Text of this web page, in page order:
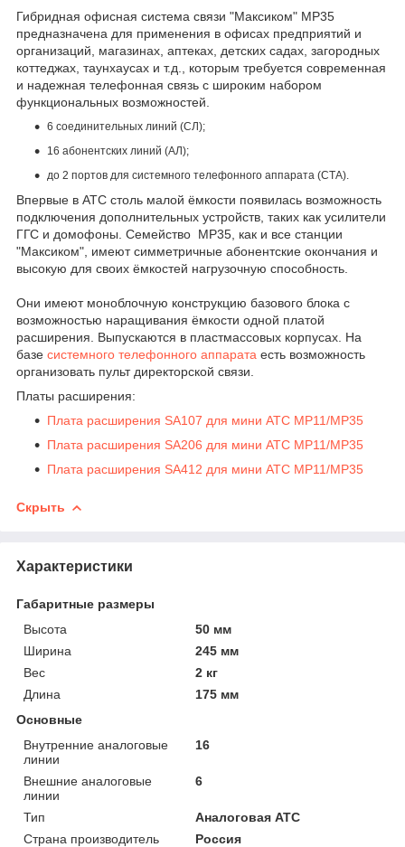
Гибридная офисная система связи "Максиком" MP35
предназначена для применения в офисах предприятий и
организаций, магазинах, аптеках, детских садах, загородных
коттеджах, таунхаусах и т.д., которым требуется современная
и надежная телефонная связь с широким набором
функциональных возможностей.
6 соединительных линий (СЛ);
16 абонентских линий (АЛ);
до 2 портов для системного телефонного аппарата (СТА).
Впервые в АТС столь малой ёмкости появилась возможность
подключения дополнительных устройств, таких как усилители
ГГС и домофоны. Семейство MP35, как и все станции
"Максиком", имеют симметричные абонентские окончания и
высокую для своих ёмкостей нагрузочную способность.
Они имеют моноблочную конструкцию базового блока с
возможностью наращивания ёмкости одной платой
расширения. Выпускаются в пластмассовых корпусах. На
базе системного телефонного аппарата есть возможность
организовать пульт директорской связи.
Платы расширения:
Плата расширения SA107 для мини АТС MP11/MP35
Плата расширения SA206 для мини АТС MP11/MP35
Плата расширения SA412 для мини АТС MP11/MP35
Скрыть
Характеристики
Габаритные размеры
Высота
50 мм
Ширина
245 мм
Вес
2 кг
Длина
175 мм
Основные
Внутренние аналоговые
линии
16
Внешние аналоговые
линии
6
Тип
Аналоговая АТС
Страна производитель
Россия